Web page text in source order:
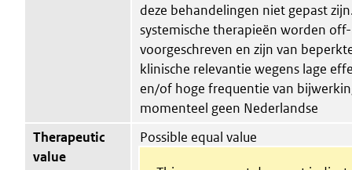
deze behandelingen niet gepast
systemische therapieën worden
voorgeschreven en zijn van
klinische relevantie wegens lage
en/of hoge frequentie van
momenteel geen Nederlandse
Therapeutic
value
Possible equal value